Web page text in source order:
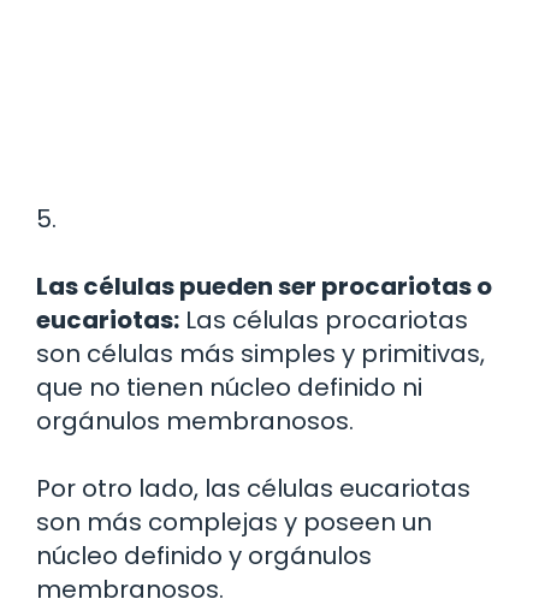
5.
Las células pueden ser procariotas o
eucariotas: Las células procariotas
son células más simples y primitivas,
que no tienen núcleo definido ni
orgánulos membranosos.
Por otro lado, las células eucariotas
son más complejas y poseen un
núcleo definido y orgánulos
membranosos.